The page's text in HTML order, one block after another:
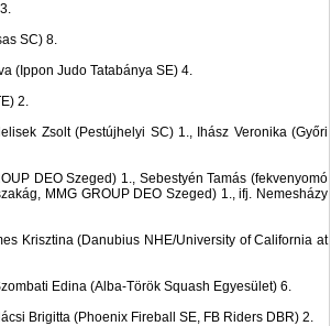
SC) 8.
(Ippon Judo Tatabánya SE) 4.
2.
Zsolt (Pestújhelyi SC) 1., Ihász Veronika (Győri
DEO Szeged) 1., Sebestyén Tamás (fekvenyomó
MMG GROUP DEO Szeged) 1., ifj. Nemesházy
Krisztina (Danubius NHE/University of California at
Edina (Alba-Török Squash Egyesület) 6.
Brigitta (Phoenix Fireball SE, FB Riders DBR) 2.